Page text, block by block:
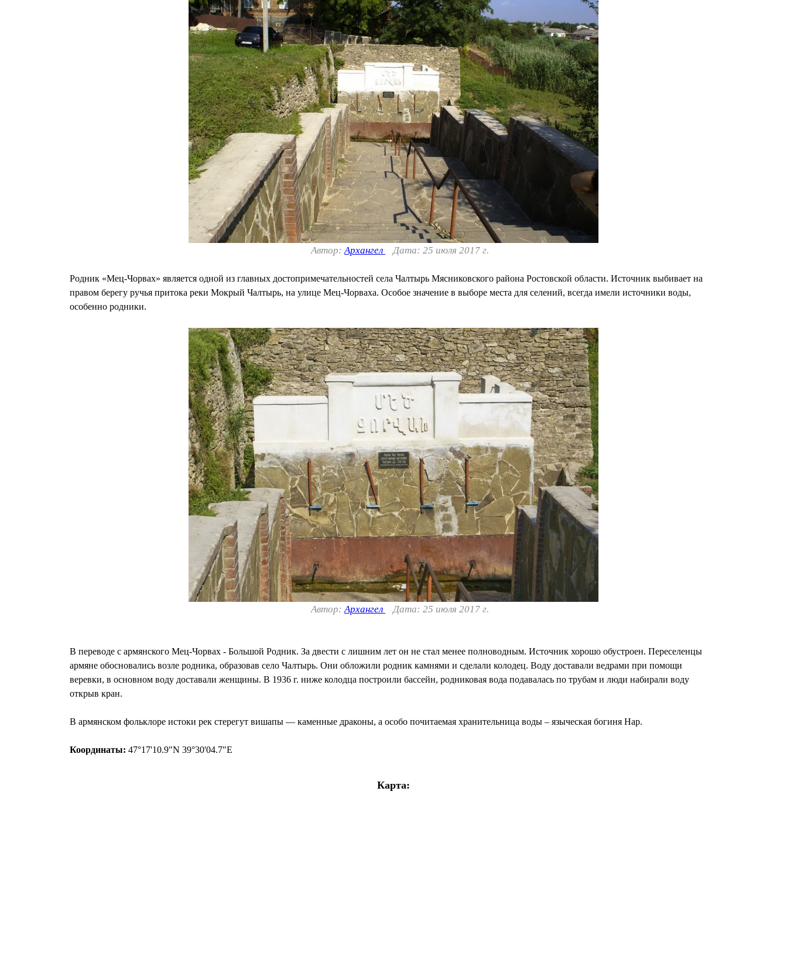
Автор:Архангел Дата: 25 июля 2017 г.
Родник «Мец-Чорвах» является одной из главных достопримечательностей села Чалтырь Мясниковского района Ростовской области. Источник выбивает на
правом берегу ручья притока реки Мокрый Чалтырь, на улице Мец-Чорваха. Особое значение в выборе места для селений, всегда имели источники воды,
особенно родники.
Автор:Архангел Дата: 25 июля 2017 г.
В переводе с армянского Мец-Чорвах - Большой Родник. За двести с лишним лет он не стал менее полноводным. Источник хорошо обустроен. Переселенцы
армяне обосновались возле родника, образовав село Чалтырь. Они обложили родник камнями и сделали колодец. Воду доставали ведрами при помощи
веревки, в основном воду доставали женщины. В 1936 г. ниже колодца построили бассейн, родниковая вода подавалась по трубам и люди набирали воду
открыв кран.
В армянском фольклоре истоки рек стерегут вишапы — каменные драконы, а особо почитаемая хранительница воды – языческая богиня Нар.
Координаты: 47°17'10.9"N 39°30'04.7"E
Карта: